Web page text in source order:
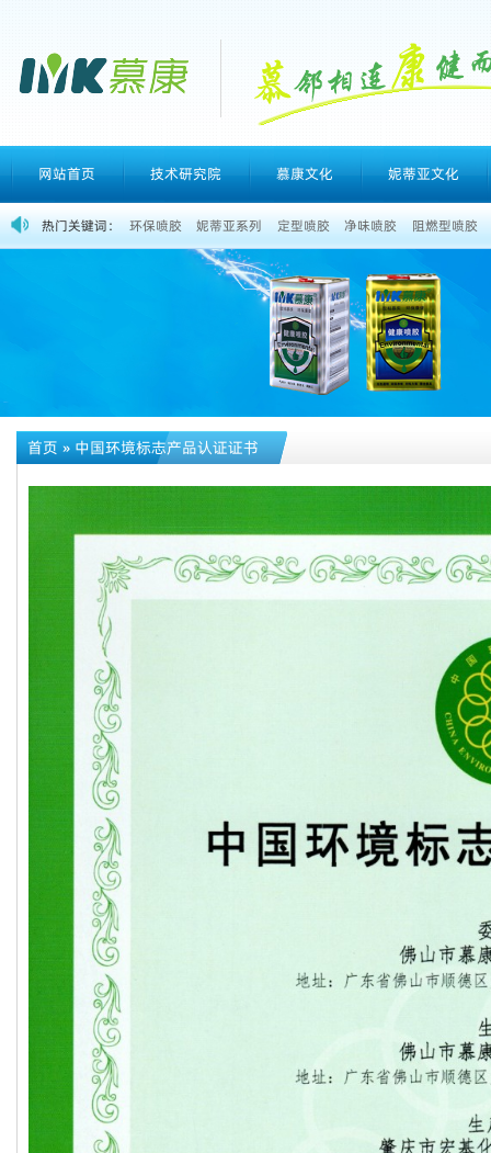
网站首页 技术研究院 慕康文化 妮蒂亚文化
热门关键词： 环保喷胶 妮蒂亚系列 定型喷胶 净味喷胶 阻燃型喷胶
首页»中国环境标志产品认证证书